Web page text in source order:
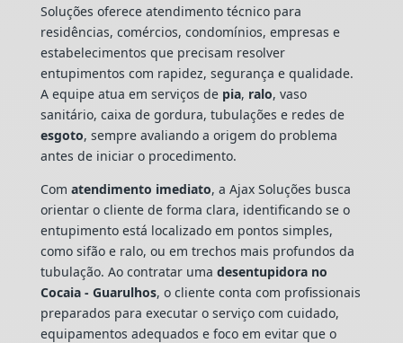
Soluções oferece atendimento técnico para
residências, comércios, condomínios, empresas e
estabelecimentos que precisam resolver
entupimentos com rapidez, segurança e qualidade.
A equipe atua em serviços de pia, ralo, vaso
sanitário, caixa de gordura, tubulações e redes de
esgoto, sempre avaliando a origem do problema
antes de iniciar o procedimento.
Com atendimento imediato, a Ajax Soluções busca
orientar o cliente de forma clara, identificando se o
entupimento está localizado em pontos simples,
como sifão e ralo, ou em trechos mais profundos da
tubulação. Ao contratar uma desentupidora no
Cocaia - Guarulhos, o cliente conta com profissionais
preparados para executar o serviço com cuidado,
equipamentos adequados e foco em evitar que o